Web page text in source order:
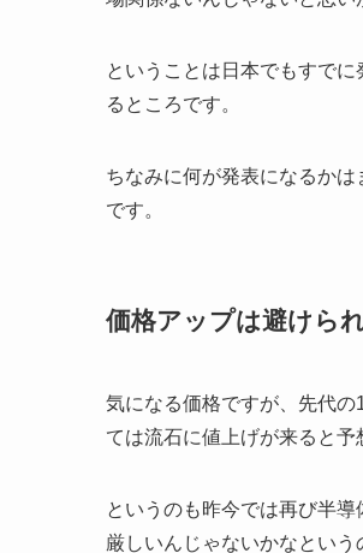
ということは日本でもすで
るところです。
ちなみに何が発表になるか
です。
価格アップは避けら
気になる価格ですが、先代
ては流石に値上げが来ると予
というのも昨今では再び半
厳しいんじゃないかなという